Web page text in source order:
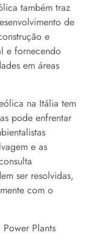
também traz
de
e
e fornecendo
em áreas
na Itália tem
pode enfrentar
e as
ser resolvidas,
com o
Plants